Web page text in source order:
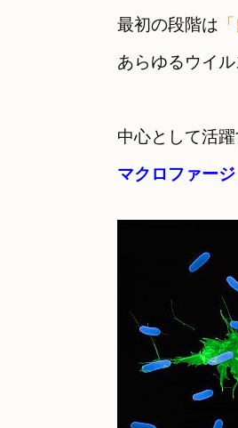
最初の段階は 「
あらゆるウイ
マクロファー